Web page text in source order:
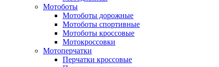
Мотоботы
Мотоботы дорожные
Мотоботы спортивные
Мотоботы кроссовые
Мотокроссовки
Мотоперчатки
Перчатки кроссовые